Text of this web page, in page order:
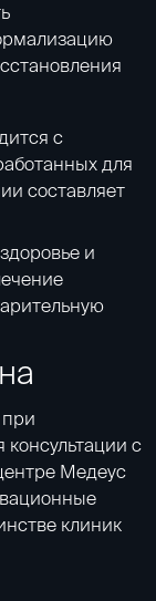
с
для
составляет
и
с
Медеус
клиник